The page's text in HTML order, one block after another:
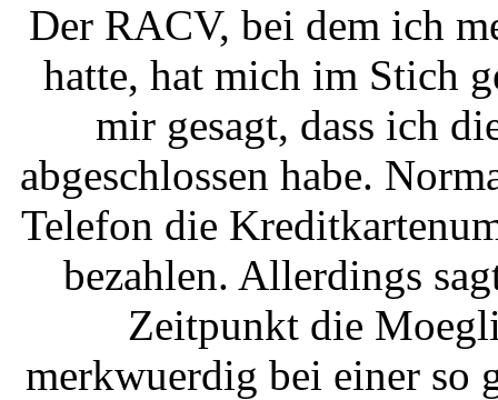
Der RACV, bei dem ich
hatte, hat mich im Stich
mir gesagt, dass ich
abgeschlossen habe.
Telefon die
bezahlen. Allerdings
Zeitpunkt die
merkwuerdig bei einer so